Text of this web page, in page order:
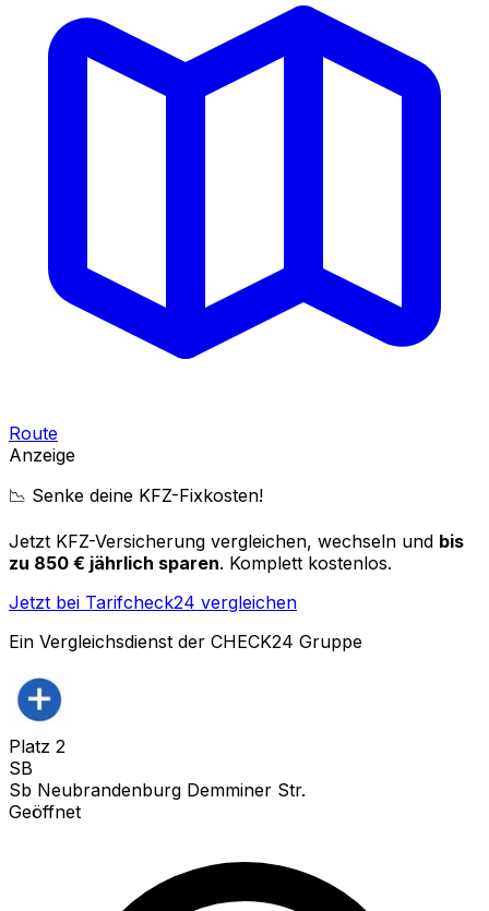
Route
Anzeige
📉 Senke deine KFZ-Fixkosten!
Jetzt KFZ-Versicherung vergleichen, wechseln und bis
zu 850 € jährlich sparen. Komplett kostenlos.
Jetzt bei Tarifcheck24 vergleichen
Ein Vergleichsdienst der CHECK24 Gruppe
Platz 2
SB
Sb Neubrandenburg Demminer Str.
Geöffnet